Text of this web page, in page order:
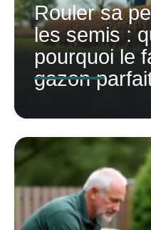
Rouler sa
les semis :
pourquoi le
gazon